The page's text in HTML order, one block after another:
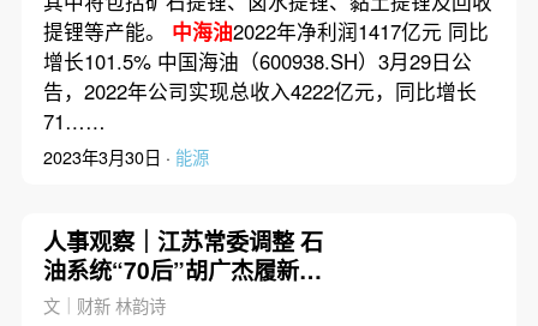
提锂等产能。 中海油2022年净利润1417亿元 同比
增长101.5% 中国海油（600938.SH）3月29日公
告，2022年公司实现总收入4222亿元，同比增长
71……
2023年3月30日 · 能源
人事观察｜江苏常委调整 石
油系统“70后”胡广杰履新统
战部长
文｜财新 林韵诗